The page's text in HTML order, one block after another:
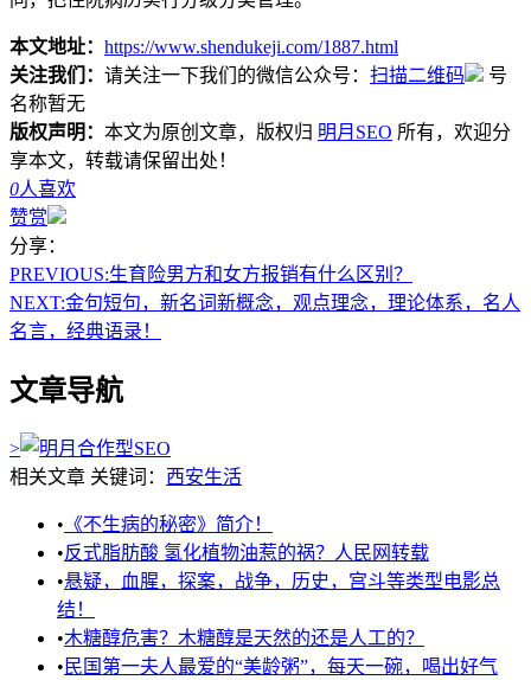
本文地址： https://www.shendukeji.com/1887.html
关注我们： 请关注一下我们的微信公众号： 扫描二维码
号
名称暂无
版权声明： 本文为原创文章，版权归 明月SEO 所有，欢迎分
享本文，转载请保留出处！
0人喜欢
赞赏
分享：
PREVIOUS:生育险男方和女方报销有什么区别？
NEXT:金句短句，新名词新概念，观点理念，理论体系，名人
名言，经典语录！
文章导航
>
相关文章 关键词： 西安生活
• 《不生病的秘密》简介！
•反式脂肪酸 氢化植物油惹的祸？人民网转载
•悬疑，血腥，探案，战争，历史，宫斗等类型电影总
结！
•木糖醇危害？木糖醇是天然的还是人工的？
• 民国第一夫人最爱的“美龄粥”，每天一碗，喝出好气